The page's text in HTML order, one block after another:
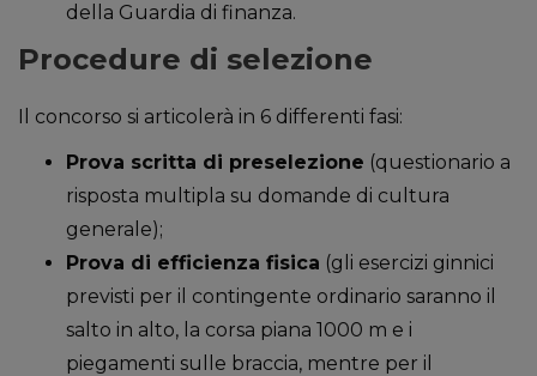
della Guardia di finanza.
Procedure di selezione
Il concorso si articolerà in 6 differenti fasi:
Prova scritta di preselezione (questionario a
risposta multipla su domande di cultura
generale);
Prova di efficienza fisica (gli esercizi ginnici
previsti per il contingente ordinario saranno il
salto in alto, la corsa piana 1000 m e i
piegamenti sulle braccia, mentre per il